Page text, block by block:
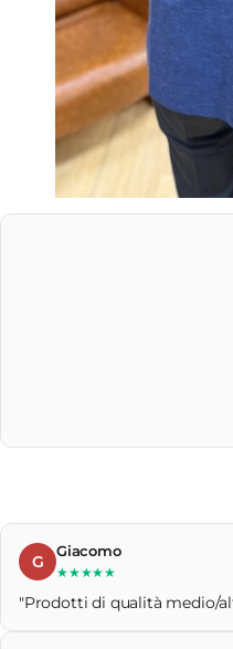
G
Giacomo
★★★★★
"Prodotti di qualità medio/